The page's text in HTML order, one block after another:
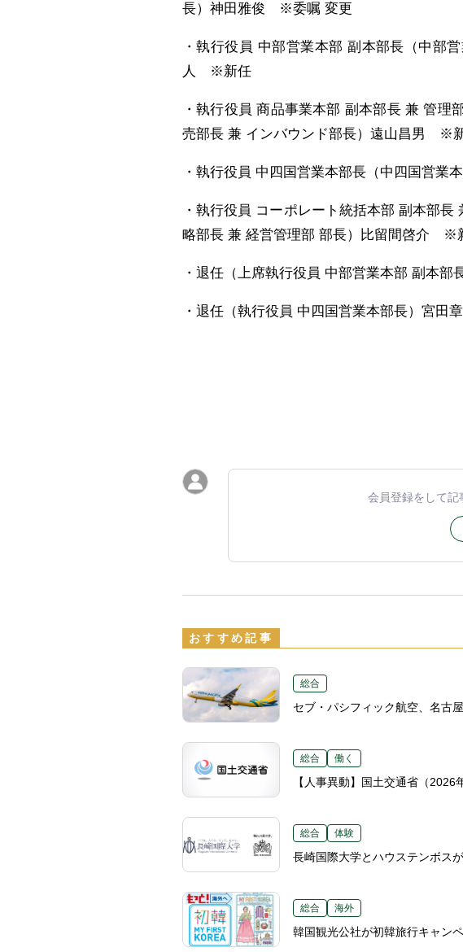
長）神田雅俊 ※委嘱 変更
・執行役員 中部営業本部 副本部長（中部
人 ※新任
・執行役員 商品事業本部 副本部長 兼 管理
売部長 兼 インバウンド部長）遠山昌男 ※
・執行役員 中四国営業本部長（中四国営
・執行役員 コーポレート統括本部 副本部
略部長 兼 経営管理部 部長）比留間啓介 ※
・退任（上席執行役員 中部営業本部 副本部
・退任（執行役員 中四国営業本部長）宮田章
会員登録をして記
おすすめ記事
総合
セブ・パシフィック航空、名古
総合 働く
【人事異動】国土交通省（
総合 体験
長崎国際大学とハウステンボス
総合 海外
韓国観光公社が初韓旅行キャン